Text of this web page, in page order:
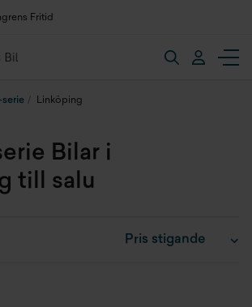
Fritid
serie Linköping
Bilar i
till salu